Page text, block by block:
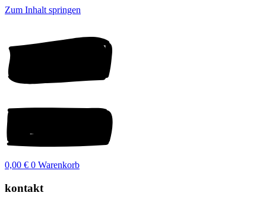
Zum Inhalt springen
0,00 € 0 Warenkorb
kontakt